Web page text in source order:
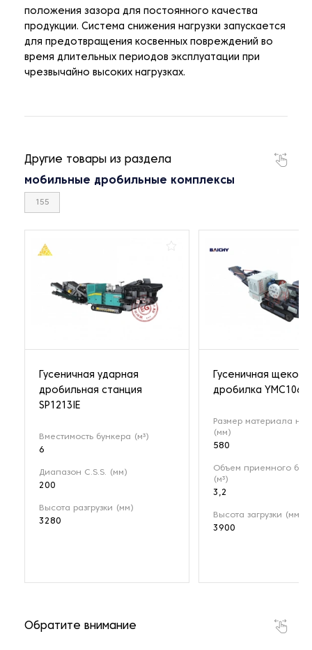
положения зазора для постоянного качества
продукции. Система снижения нагрузки запускается
для предотвращения косвенных повреждений во
время длительных периодов эксплуатации при
чрезвычайно высоких нагрузках.
Другие товары из раздела
мобильные дробильные комплексы
155
Гусеничная ударная
дробильная станция
SP1213IE
Вместимость бункера (м³)
6
Диапазон C.S.S. (мм)
200
Высота разгрузки (мм)
3280
Гусеничная
дробилка YMC106
Размер материала на
(мм)
580
Объем приемного
(м³)
3,2
Высота загрузки (мм)
3900
Обратите внимание